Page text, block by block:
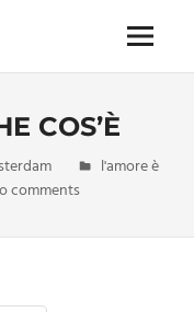
Menu
COS’È
l'amore è
comments